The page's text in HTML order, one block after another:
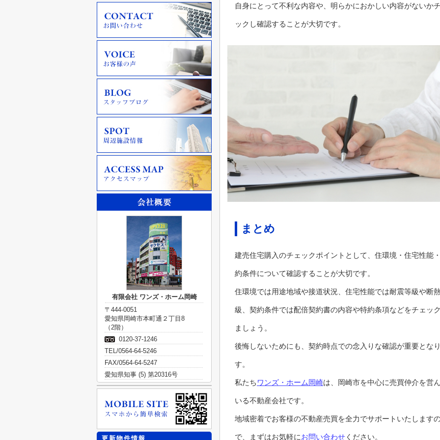
自身にとって不利な内容や、明らかにおかしい内容がないか
ックし確認することが大切です。
まとめ
建売住宅購入のチェックポイントとして、住環境・住宅性能
約条件について確認することが大切です。
住環境では用途地域や接道状況、住宅性能では耐震等級や断
級、契約条件では配倍契約書の内容や特約条項などをチェッ
ましょう。
後悔しないためにも、契約時点での念入りな確認が重要とな
す。
私たち ワンズ・ホーム岡崎は、岡崎市を中心に売買仲介を営
いる不動産会社です。
地域密着でお客様の不動産売買を全力でサポートいたします
で、まずはお気軽にお問い合わせ ください。
有限会社 ワンズ・ホーム岡崎
〒444-0051
愛知県岡崎市本町通２丁目8
（2階）
0120-37-1246
TEL/0564-64-5246
FAX/0564-64-5247
愛知県知事 (5) 第20316号
更新物件情報